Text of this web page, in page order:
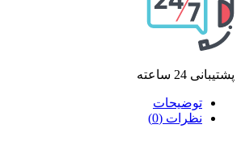
پشتیبانی 24 ساعته
توضیحات
نظرات (0)